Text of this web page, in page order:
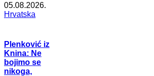
05.08.2026.
Hrvatska
Plenković iz
Knina: Ne
bojimo se
nikoga,